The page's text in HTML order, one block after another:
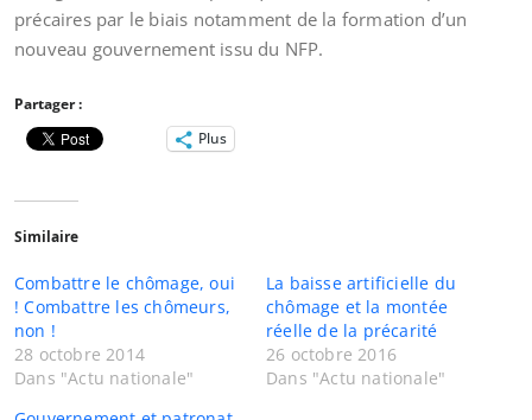
précaires par le biais notamment de la formation d’un
nouveau gouvernement issu du NFP.
Partager :
Plus
Similaire
Combattre le chômage, oui
! Combattre les chômeurs,
non !
28 octobre 2014
Dans "Actu nationale"
La baisse artificielle du
chômage et la montée
réelle de la précarité
26 octobre 2016
Dans "Actu nationale"